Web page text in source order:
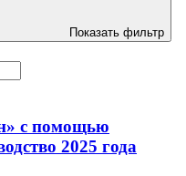
Показать фильтр
с помощью
2025 года